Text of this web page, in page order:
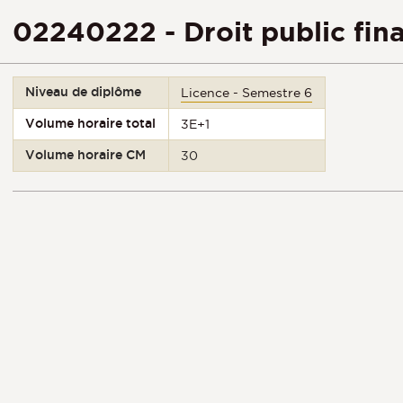
02240222 - Droit public
Niveau de diplôme Licence - Semestre 6
Volume horaire total 3E+1
Volume horaire CM 30